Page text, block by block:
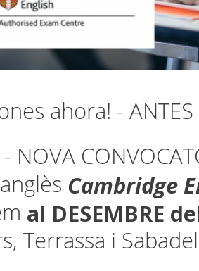
ahora! -
NOVA
Cambridge
al DESEMBRE
Terrassa i